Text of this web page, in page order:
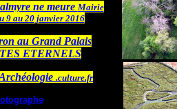
ne meure Mairie
9 au 20 janvier 2016
au Grand Palais
ETERNELS
.culture.fr